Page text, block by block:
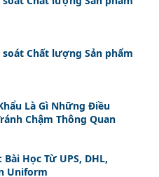
Chất lượng Sản phẩm
Là Gì Những Điều
Chậm Thông Quan
Học Từ UPS, DHL,
Uniform